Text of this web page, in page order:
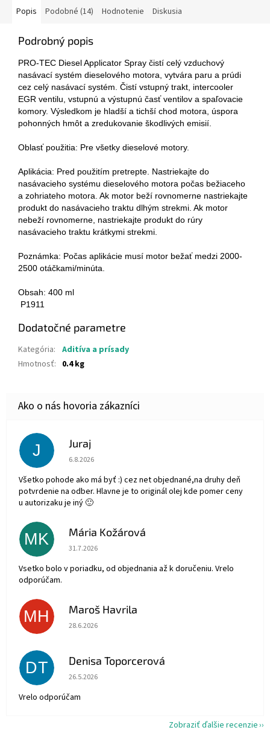
Popis Podobné (14) Hodnotenie Diskusia
Podrobný popis
PRO-TEC Diesel Applicator Spray čistí celý vzduchový
nasávací systém dieselového motora, vytvára paru a prúdi
cez celý nasávací systém. Čistí vstupný trakt, intercooler
EGR ventilu, vstupnú a výstupnú časť ventilov a spaľovacie
komory. Výsledkom je hladší a tichší chod motora, úspora
pohonných hmôt a zredukovanie škodlivých emisií.
Oblasť použitia: Pre všetky dieselové motory.
Aplikácia: Pred použitím pretrepte. Nastriekajte do
nasávacieho systému dieselového motora počas bežiaceho
a zohriateho motora. Ak motor beží rovnomerne nastriekajte
produkt do nasávacieho traktu dlhým strekmi. Ak motor
nebeží rovnomerne, nastriekajte produkt do rúry
nasávacieho traktu krátkymi strekmi.
Poznámka: Počas aplikácie musí motor bežať medzi 2000-
2500 otáčkami/minúta.
Obsah: 400 ml
P1911
Dodatočné parametre
Kategória: Aditíva a prísady
Hmotnosť: 0.4 kg
J Juraj
Hodnotenie obchodu je 5 z 5 hviezdičiek.
6.8.2026
Všetko pohode ako má byť :) cez net objednané,na druhy deň
potvrdenie na odber. Hlavne je to originál olej kde pomer ceny
u autorizaku je iný 🙂
MK Mária Kožárová
Hodnotenie obchodu je 5 z 5 hviezdičiek.
31.7.2026
Vsetko bolo v poriadku, od objednania až k doručeniu. Vrelo
odporúčam.
MH Maroš Havrila
Hodnotenie obchodu je 5 z 5 hviezdičiek.
28.6.2026
DT Denisa Toporcerová
Hodnotenie obchodu je 5 z 5 hviezdičiek.
26.5.2026
Vrelo odporúčam
Zobraziť ďalšie recenzie